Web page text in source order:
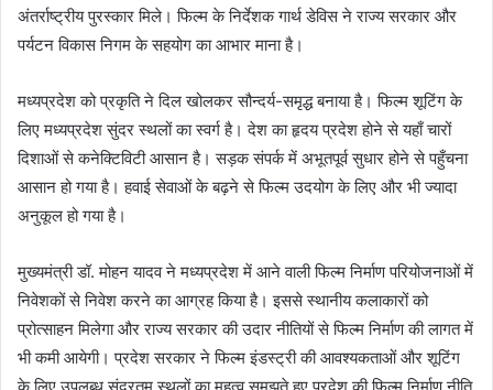
अंतर्राष्ट्रीय पुरस्कार मिले। फिल्म के निर्देशक गार्थ डेविस ने राज्य सरकार और
पर्यटन विकास निगम के सहयोग का आभार माना है।
मध्यप्रदेश को प्रकृति ने दिल खोलकर सौन्दर्य-समृद्ध बनाया है। फिल्म शूटिंग के
लिए मध्यप्रदेश सुंदर स्थलों का स्वर्ग है। देश का हृदय प्रदेश होने से यहाँ चारों
दिशाओं से कनेक्टिविटी आसान है। सड़क संपर्क में अभूतपूर्व सुधार होने से पहुँचना
आसान हो गया है। हवाई सेवाओं के बढ़ने से फिल्म उदयोग के लिए और भी ज्यादा
अनुकूल हो गया है।
मुख्यमंत्री डॉ. मोहन यादव ने मध्यप्रदेश में आने वाली फिल्म निर्माण परियोजनाओं में
निवेशकों से निवेश करने का आग्रह किया है। इससे स्थानीय कलाकारों को
प्रोत्साहन मिलेगा और राज्य सरकार की उदार नीतियों से फिल्म निर्माण की लागत में
भी कमी आयेगी। प्रदेश सरकार ने फिल्म इंडस्ट्री की आवश्यकताओं और शूटिंग